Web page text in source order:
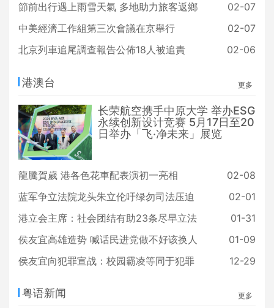
節前出行遇上雨雪天氣 多地助力旅客返鄉
02-07
中美經濟工作組第三次會議在京舉行
02-07
北京列車追尾調查報告公佈18人被追責
02-06
港澳台 更多
长荣航空携手中原大学 举办ESG
永续创新设计竞赛 5月17日至20
日举办「飞‧净未来」展览
龍騰賀歲 港各色花車配表演初一亮相
02-08
蓝军争立法院龙头朱立伦吁绿勿司法压迫
02-01
港立会主席：社会团结有助23条尽早立法
01-31
侯友宜高雄造势 喊话民进党做不好该换人
01-09
侯友宜向犯罪宣战：校园霸凌等同于犯罪
12-29
粤语新闻 更多